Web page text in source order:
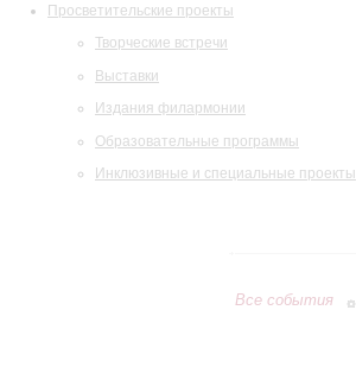
Просветительские проекты
Творческие встречи
Выставки
Издания филармонии
Образовательные программы
Инклюзивные и специальные проекты
Все события